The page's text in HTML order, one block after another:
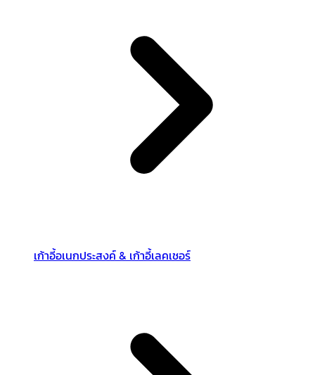
เก้าอี้อเนกประสงค์ & เก้าอี้เลคเชอร์